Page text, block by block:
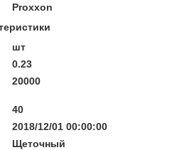
Proxxon
шт
0.23
20000
40
2018/12/01 00:00:00
Щеточный